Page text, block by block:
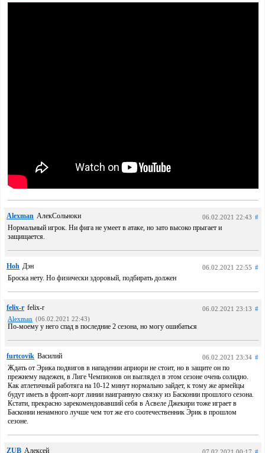
Alexman АлекСольноки 06.02.2021 22:43 #
Нормальный игрок. Ни фига не умеет в атаке, но зато высоко прыгает и
защищается.
Hoh Дэн 06.02.2021 22:55 #
Броска нету. Но физически здоровый, подбирать должен
felix-r felix-r 06.02.2021 23:13 #
Alexman (06.02.2021 22:43)
По-моему у него спад в последние 2 сезона, но могу ошибаться
furtcovik Василий 06.02.2021 23:34 #
Ждать от Эрика подвигов в нападении априори не стоит, но в защите он по
прежнему надежен, в Лиге Чемпионов он выглядел в этом сезоне очень солидно.
Как атлетичный работяга на 10-12 минут нормально зайдет, к тому же армейцы
будут иметь в фронт-корт линии наигранную связку из Басконии прошлого сезона.
Кстати, прекрасно зарекомендовавший себя в Асвеле Джекири тоже играет в
Басконии ненамного лучше чем тот же его соотечественник Эрик в прошлом
сезоне.
ZUB Алексей